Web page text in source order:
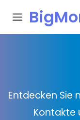
Entdecken Sie
Kontakte